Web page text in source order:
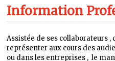
Information
Assistée de ses collaborateurs ,
représenter aux cours des
ou dans les entreprises , le